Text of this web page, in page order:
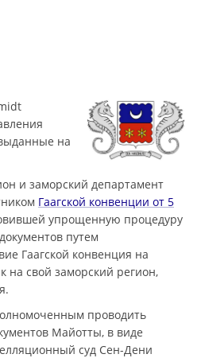
на
и заморский департамент
Гаагской конвенции от 5
упрощенную процедуру
путем
Гаагской конвенция на
на свой заморский регион,
проводить
Майотты, в виде
суд Сен-Дени